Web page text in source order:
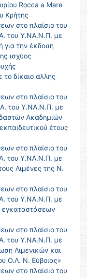
Rocca a Mare
Κρήτης
στο πλαίσιο του
του Υ.ΝΑ.Ν.Π. με
για την έκδοση
ισχύος
δίκαιο άλλης
στο πλαίσιο του
του Υ.ΝΑ.Ν.Π. με
Ακαδημιών
έτους
στο πλαίσιο του
του Υ.ΝΑ.Ν.Π. με
Λιμένες της Ν.
στο πλαίσιο του
του Υ.ΝΑ.Ν.Π. με
εγκαταστάσεων
στο πλαίσιο του
του Υ.ΝΑ.Ν.Π. με
Λιμενικών και
Ο.Λ. Ν. Εύβοιας»
στο πλαίσιο του